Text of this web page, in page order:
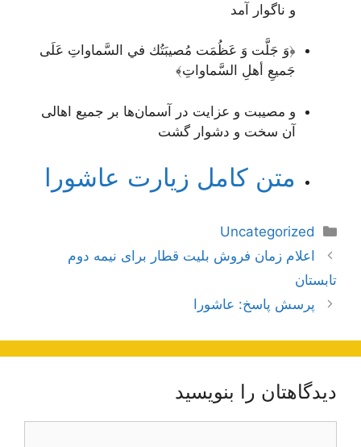
و ناگوار آمد
﴿وَ جَلَّت وَ عَظُمَت مُصيبَتُك في السَّماواتِ عَلَى
جَميعِ أهلِ السَّماواتِ﴾
و مصیبت و عزایت در آسمان‌ها بر جمیع اهالی
آن سخت و دشوار گشت
متن کامل زیارت عاشورا
دسته‌ها
Uncategorized
ناوبری
نوشته‌ها
اعلام زمان فروش بلیت قطار برای نیمه دوم
تابستان
پرسش پاسخ: عاشورا
دیدگاهتان را بنویسید